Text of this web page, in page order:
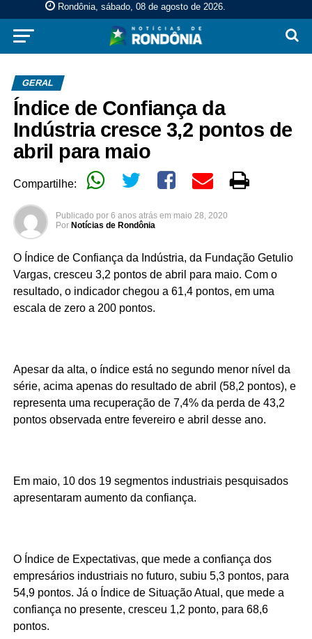
Rondônia, sábado, 08 de agosto de 2026.
GERAL
Índice de Confiança da
Indústria cresce 3,2 pontos de
abril para maio
Compartilhe:
Publicado por 6 anos atrás em maio 28, 2020
Por Notícias de Rondônia
O Índice de Confiança da Indústria, da Fundação Getulio
Vargas, cresceu 3,2 pontos de abril para maio. Com o
resultado, o indicador chegou a 61,4 pontos, em uma
escala de zero a 200 pontos.
Apesar da alta, o índice está no segundo menor nível da
série, acima apenas do resultado de abril (58,2 pontos), e
representa uma recuperação de 7,4% da perda de 43,2
pontos observada entre fevereiro e abril desse ano.
Em maio, 10 dos 19 segmentos industriais pesquisados
apresentaram aumento da confiança.
O Índice de Expectativas, que mede a confiança dos
empresários industriais no futuro, subiu 5,3 pontos, para
54,9 pontos. Já o Índice de Situação Atual, que mede a
confiança no presente, cresceu 1,2 ponto, para 68,6
pontos.